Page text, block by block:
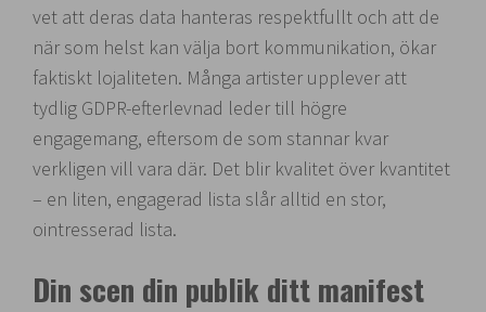
vet att deras data hanteras respektfullt och att de
när som helst kan välja bort kommunikation, ökar
faktiskt lojaliteten. Många artister upplever att
tydlig GDPR-efterlevnad leder till högre
engagemang, eftersom de som stannar kvar
verkligen vill vara där. Det blir kvalitet över kvantitet
– en liten, engagerad lista slår alltid en stor,
ointresserad lista.
Din scen din publik ditt manifest